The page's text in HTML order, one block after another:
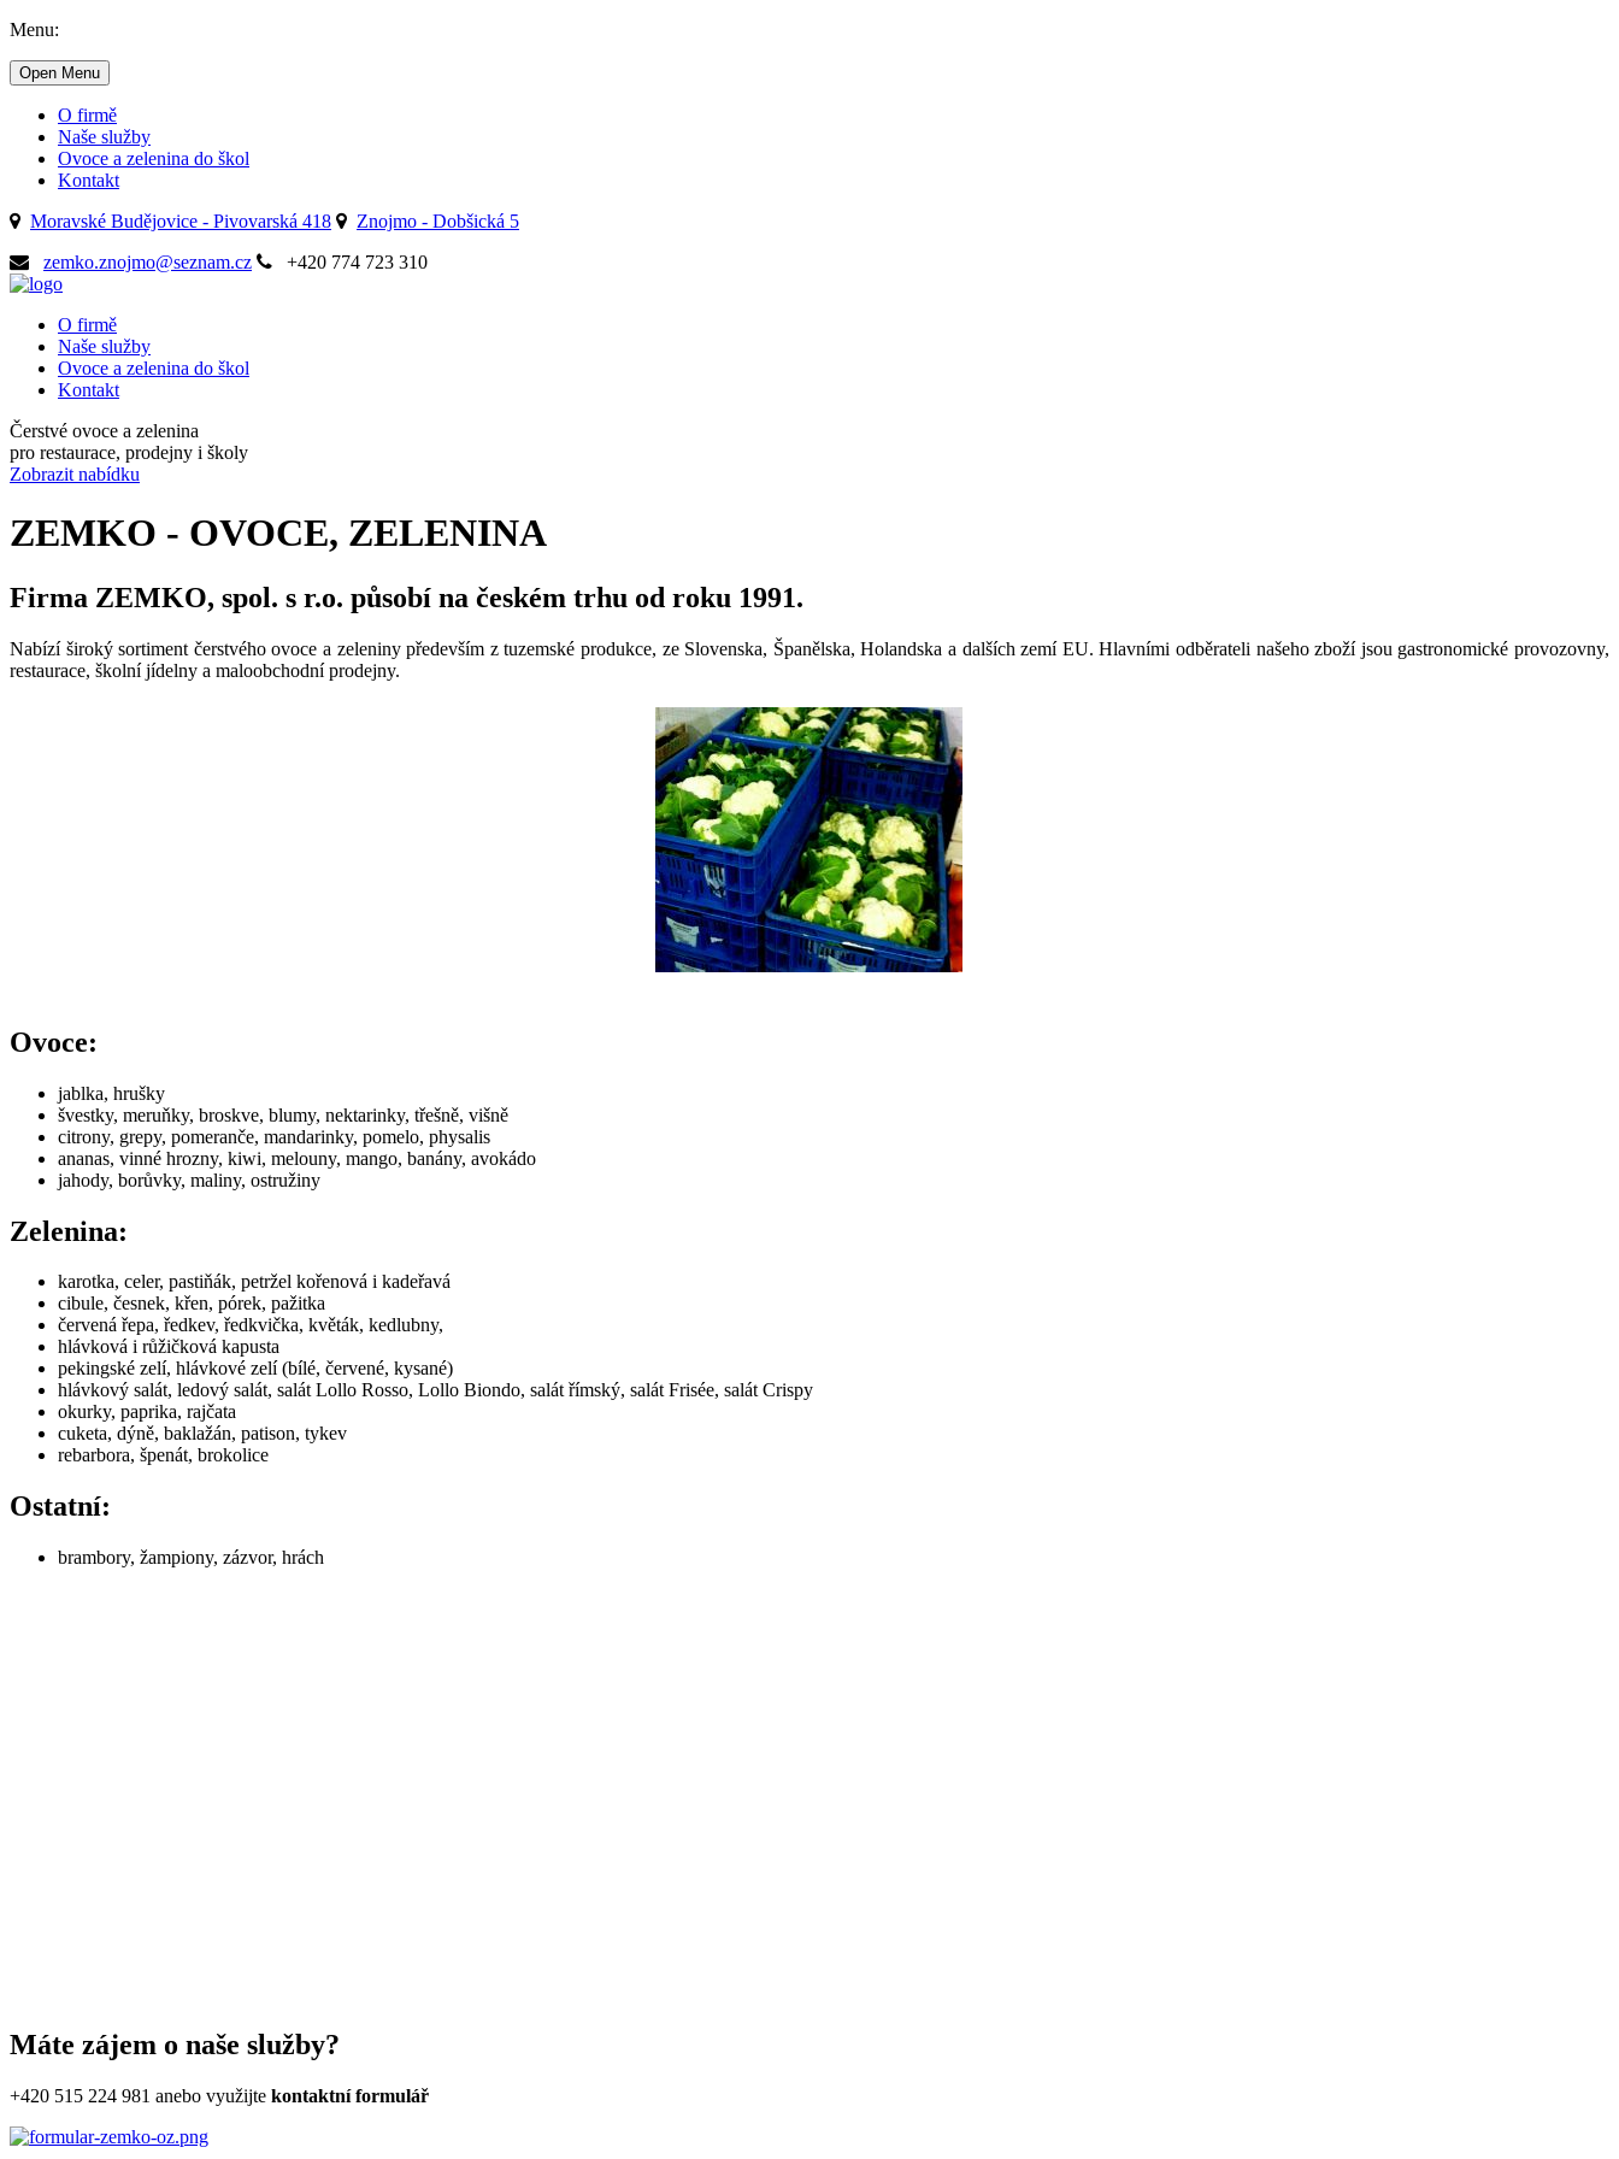
Menu:
Open Menu
O firmě
Naše služby
Ovoce a zelenina do škol
Kontakt
Moravské Budějovice - Pivovarská 418
Znojmo - Dobšická 5
zemko.znojmo@seznam.cz
+420 774 723 310
O firmě
Naše služby
Ovoce a zelenina do škol
Kontakt
Čerstvé ovoce a zelenina
pro restaurace, prodejny i školy
Zobrazit nabídku
ZEMKO - OVOCE, ZELENINA
Firma ZEMKO, spol. s r.o. působí na českém trhu od roku 1991.
Nabízí široký sortiment čerstvého ovoce a zeleniny především z tuzemské produkce, ze Slovenska, Španělska, Holandska a dalších zemí EU. Hlavními odběrateli našeho zboží jsou gastronomické provozovny,
restaurace, školní jídelny a maloobchodní prodejny.
Ovoce:
jablka, hrušky
švestky, meruňky, broskve, blumy, nektarinky, třešně, višně
citrony, grepy, pomeranče, mandarinky, pomelo, physalis
ananas, vinné hrozny, kiwi, melouny, mango, banány, avokádo
jahody, borůvky, maliny, ostružiny
Zelenina:
karotka, celer, pastiňák, petržel kořenová i kadeřavá
cibule, česnek, křen, pórek, pažitka
červená řepa, ředkev, ředkvička, květák, kedlubny,
hlávková i růžičková kapusta
pekingské zelí, hlávkové zelí (bílé, červené, kysané)
hlávkový salát, ledový salát, salát Lollo Rosso, Lollo Biondo, salát římský, salát Frisée, salát Crispy
okurky, paprika, rajčata
cuketa, dýně, baklažán, patison, tykev
rebarbora, špenát, brokolice
Ostatní:
brambory, žampiony, zázvor, hrách
Máte zájem o naše služby?
+420 515 224 981 anebo využijte kontaktní formulář